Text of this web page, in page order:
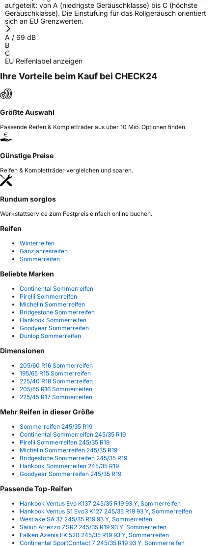
aufgeteilt: von A (niedrigste Geräuschklasse) bis C (höchste
Geräuschklasse). Die Einstufung für das Rollgeräusch orientiert
sich an EU Grenzwerten.
A / 69 dB
B
C
EU Reifenlabel anzeigen
Ihre Vorteile beim Kauf bei CHECK24
Größte Auswahl
Passende Reifen & Kompletträder aus über 10 Mio. Optionen finden.
Günstige Preise
Reifen & Kompletträder vergleichen und sparen.
Rundum sorglos
Werkstattservice zum Festpreis einfach online buchen.
Reifen
Winterreifen
Ganzjahresreifen
Sommerreifen
Beliebte Marken
Continental Sommerreifen
Pirelli Sommerreifen
Michelin Sommerreifen
Bridgestone Sommerreifen
Hankook Sommerreifen
Goodyear Sommerreifen
Dunlop Sommerreifen
Dimensionen
205/60 R16 Sommerreifen
195/65 R15 Sommerreifen
225/40 R18 Sommerreifen
205/55 R16 Sommerreifen
225/45 R17 Sommerreifen
Mehr Reifen in dieser Größe
Sommerreifen 245/35 R19
Continental Sommerreifen 245/35 R19
Pirelli Sommerreifen 245/35 R19
Michelin Sommerreifen 245/35 R19
Bridgestone Sommerreifen 245/35 R19
Hankook Sommerreifen 245/35 R19
Goodyear Sommerreifen 245/35 R19
Passende Top-Reifen
Hankook Ventus Evo K137 245/35 R19 93 Y, Sommerreifen
Hankook Ventus S1 Evo3 K127 245/35 R19 93 Y, Sommerreifen
Westlake SA 37 245/35 R19 93 Y, Sommerreifen
Sailun Atrezzo ZSR2 245/35 R19 93 Y, Sommerreifen
Falken Azenis FK 520 245/35 R19 93 Y, Sommerreifen
Continental SportContact 7 245/35 R19 93 Y, Sommerreifen